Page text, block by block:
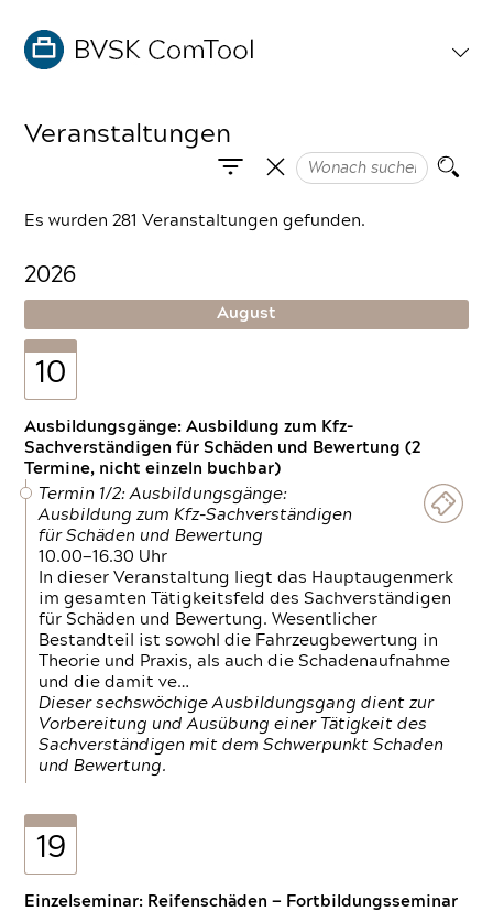
Veranstaltungen
Es wurden 281 Veranstaltungen gefunden.
2026
August
10
Ausbildungsgänge: Ausbildung zum Kfz-
Sachverständigen für Schäden und Bewertung (2
Termine, nicht einzeln buchbar)
Termin 1/2: Ausbildungsgänge:
Ausbildung zum Kfz-Sachverständigen
für Schäden und Bewertung
10.00—16.30 Uhr
In dieser Veranstaltung liegt das Hauptaugenmerk
im gesamten Tätigkeitsfeld des Sachverständigen
für Schäden und Bewertung. Wesentlicher
Bestandteil ist sowohl die Fahrzeugbewertung in
Theorie und Praxis, als auch die Schadenaufnahme
und die damit ve…
Dieser sechswöchige Ausbildungsgang dient zur
Vorbereitung und Ausübung einer Tätigkeit des
Sachverständigen mit dem Schwerpunkt Schaden
und Bewertung.
19
Einzelseminar: Reifenschäden — Fortbildungsseminar